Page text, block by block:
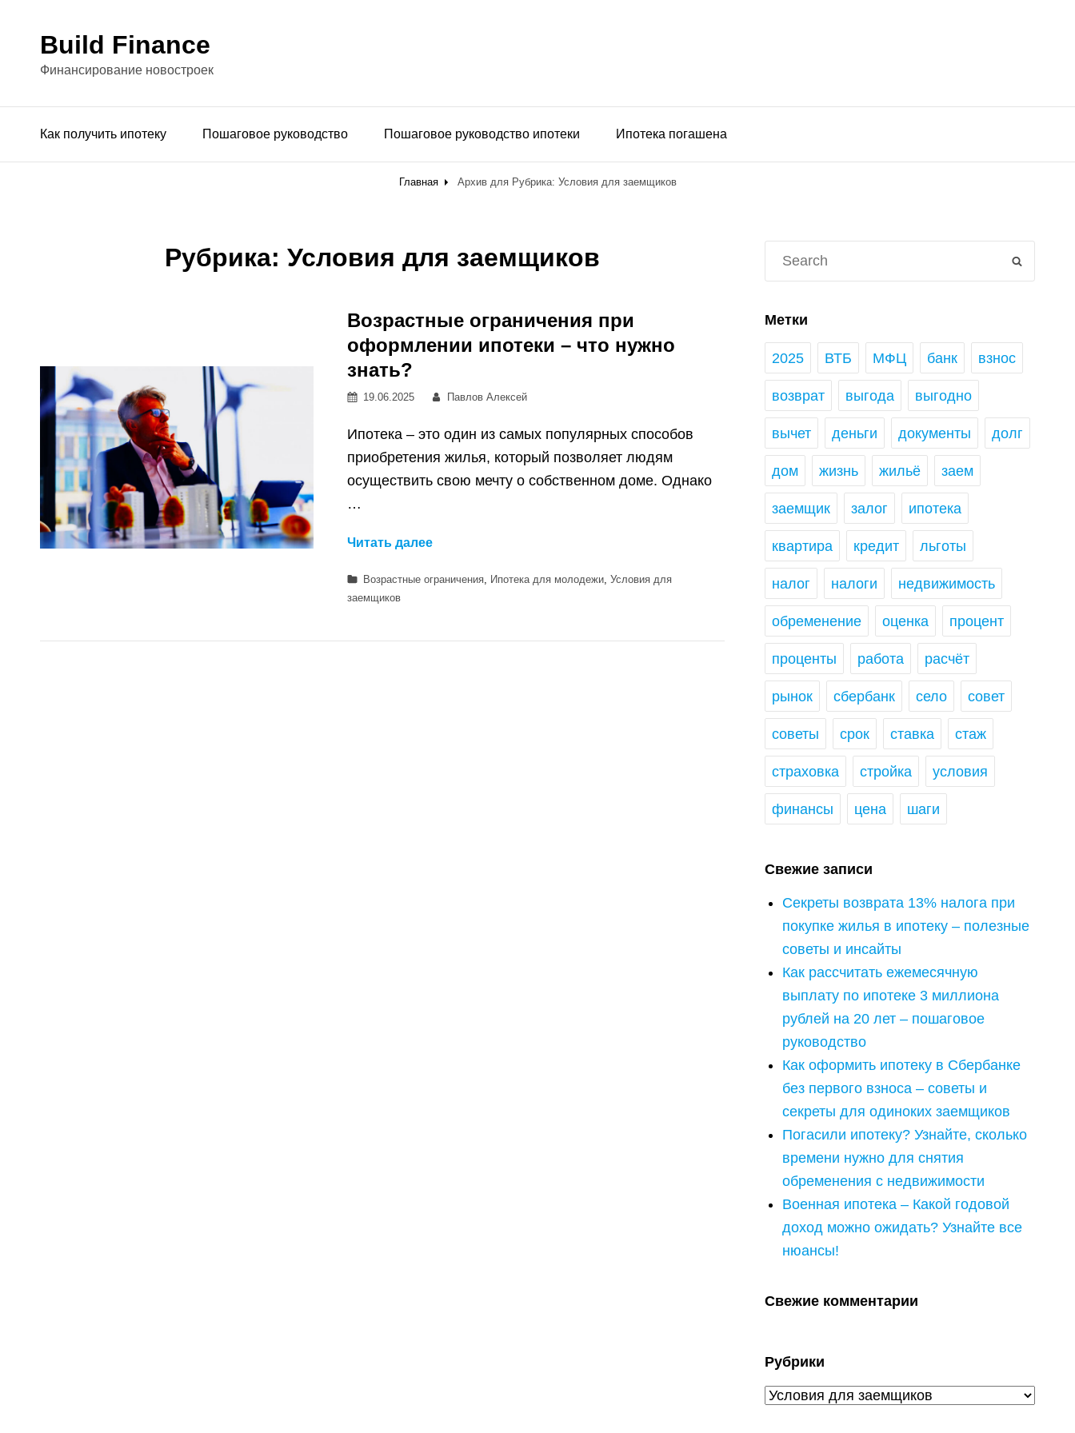
Build Finance
Финансирование новостроек
Как получить ипотеку Пошаговое руководство Пошаговое руководство ипотеки Ипотека погашена
Главная Архив для Рубрика: Условия для заемщиков
Рубрика: Условия для заемщиков
Возрастные ограничения при
оформлении ипотеки – что нужно
знать?
Posted
19.06.2025 Автор:
Павлов Алексей
Ипотека – это один из самых популярных способов
приобретения жилья, который позволяет людям
осуществить свою мечту о собственном доме. Однако
…
Читать далееВозрастные
при
–
Категории
Возрастные ограничения, Ипотека для молодежи,Условия для
заемщиков
Метки
2025 ВТБ МФЦ банк взнос
возврат выгода выгодно
вычет деньги документы долг
дом жизнь жильё заем
заемщик залог ипотека
квартира кредит льготы
налог налоги недвижимость
обременение оценка процент
проценты работа расчёт
рынок сбербанк село совет
советы срок ставка стаж
страховка стройка условия
финансы цена шаги
Свежие записи
Секреты возврата 13% налога при
покупке жилья в ипотеку – полезные
советы и инсайты
Как рассчитать ежемесячную
выплату по ипотеке 3 миллиона
рублей на 20 лет – пошаговое
руководство
Как оформить ипотеку в Сбербанке
без первого взноса – советы и
секреты для одиноких заемщиков
Погасили ипотеку? Узнайте, сколько
времени нужно для снятия
обременения с недвижимости
Военная ипотека – Какой годовой
доход можно ожидать? Узнайте все
нюансы!
Свежие комментарии
Рубрики
Рубрики